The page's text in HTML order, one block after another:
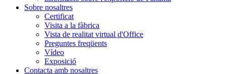
Sobre nosaltres
Certificat
Visita a la fàbrica
Vista de realitat virtual d'Office
Preguntes freqüents
Vídeo
Exposició
Contacta amb nosaltres